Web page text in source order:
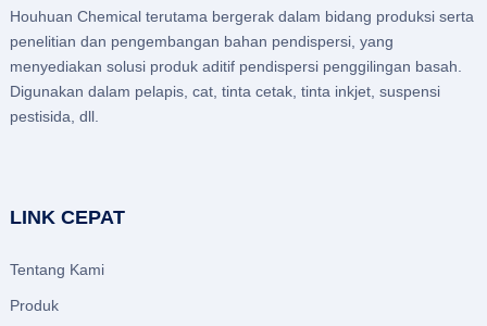
Houhuan Chemical terutama bergerak dalam bidang produksi serta
penelitian dan pengembangan bahan pendispersi, yang
menyediakan solusi produk aditif pendispersi penggilingan basah.
Digunakan dalam pelapis, cat, tinta cetak, tinta inkjet, suspensi
pestisida, dll.
LINK CEPAT
Tentang Kami
Produk